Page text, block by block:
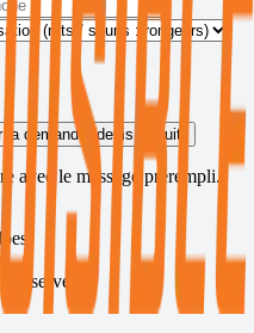
la demande (devis gratuit)
avec le message prérempli.